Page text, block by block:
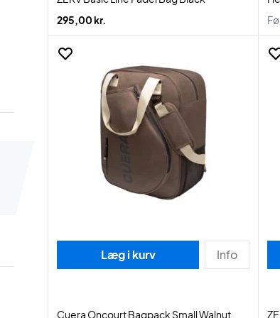
295,00 kr.
Læg i kurv Info
Cuera Oncourt Bagpack Small Walnut